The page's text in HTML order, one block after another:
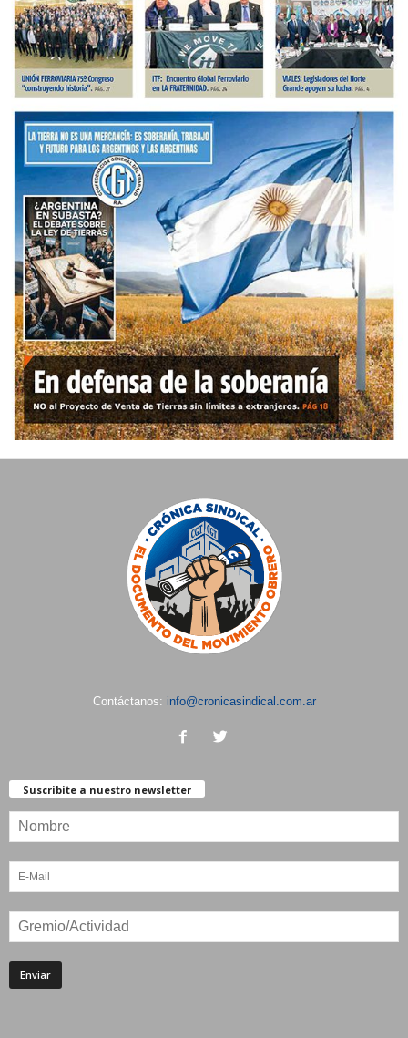
Contáctanos: info@cronicasindical.com.ar
Suscribite a nuestro newsletter